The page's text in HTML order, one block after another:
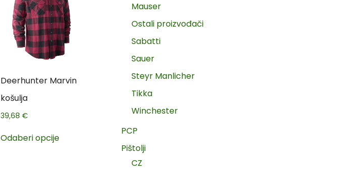
Deerhunter Marvin
košulja
39,68 €
Odaberi opcije
Mauser
Ostali proizvođači
Sabatti
Sauer
Steyr Manlicher
Tikka
Winchester
PCP
Pištolji
CZ